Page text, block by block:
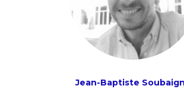
Jean-Baptiste